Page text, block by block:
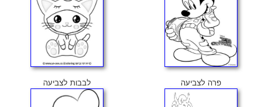
פרה לצביעה לבבות לצביעה